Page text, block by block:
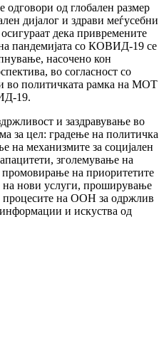
одговори од глобален размер
дијалог и здрави меѓусебни
дека привремените
пандемијата со КОВИД-19 се
насочено кон
во согласност со
во политичката рамка на МОТ
19.
и заздравување во
за цел: градење на политичка
на механизмите за социјален
зголемување на
промовирање на приоритетите
на нови услуги, проширување
процесите на ООН за одржлив
и искуства од